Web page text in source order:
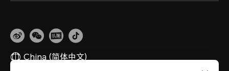
移动/联通/电信（TD-LTE/LTE
China (简体中文)